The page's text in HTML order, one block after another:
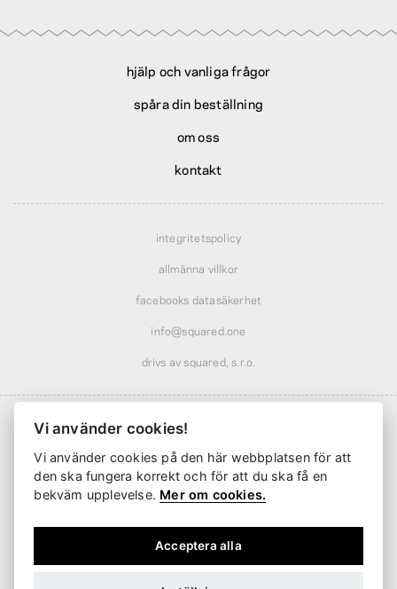
hjälp och vanliga frågor
spåra din beställning
om oss
kontakt
integritetspolicy
allmänna villkor
facebooks datasäkerhet
info@squared.one
drivs av squared, s.r.o.
Frakt från61 kr· rabatterad över 569 kr
Leverans från2 arbetsdagar
Vi använder cookies!
Vi använder cookies på den här webbplatsen för att
den ska fungera korrekt och för att du ska få en
bekväm upplevelse. Mer om cookies.
Acceptera alla